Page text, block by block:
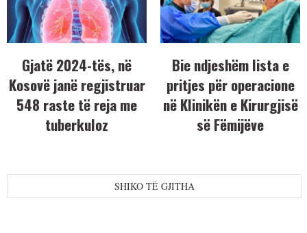
Gjatë 2024-tës, në
Kosovë janë regjistruar
548 raste të reja me
tuberkuloz
Bie ndjeshëm lista e
pritjes për operacione
në Klinikën e Kirurgjisë
së Fëmijëve
SHIKO TË GJITHA